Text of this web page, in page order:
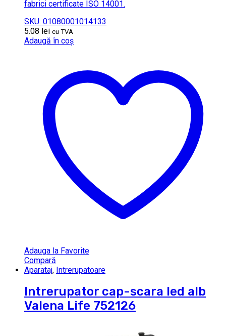
fabrici certificate ISO 14001.
SKU: 01080001014133
5.08 lei cu TVA
Adaugă în coș
Adauga la Favorite
Compară
Aparataj, Intrerupatoare
Intrerupator cap-scara led alb
Valena Life 752126